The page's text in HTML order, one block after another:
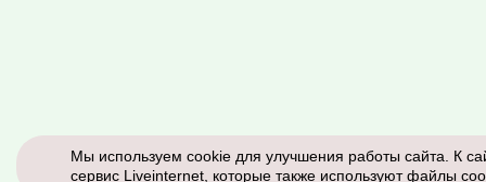
Мы используем cookie для улучшения работы сайта. К
сервис Liveinternet, которые также используют файлы